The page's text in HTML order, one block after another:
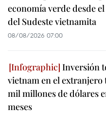
economía verde desde
del Sudeste vietnamita
08/08/2026 07:00
Inversión
vietnam en el extranjero
mil millones de dólares
meses